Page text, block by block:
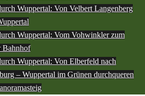
Wuppertal: Von Velbert Langenberg
Wuppertal: Vom Vohwinkler zum
Bahnhof
Wuppertal: Von Elberfeld nach
– Wuppertal im Grünen durchqueren